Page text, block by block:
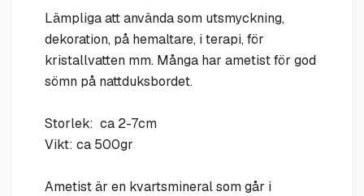
Lämpliga att använda som utsmyckning,
dekoration, på hemaltare, i terapi, för
kristallvatten mm. Många har ametist för god
sömn på nattduksbordet.
Storlek: ca 2-7cm
Vikt: ca 500gr
Ametist är en kvartsmineral som går i